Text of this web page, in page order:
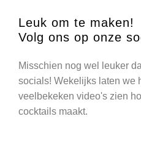
Leuk om te maken!
Volg ons op onze
Misschien nog wel leuker
socials! Wekelijks laten we
veelbekeken video's zien
cocktails maakt.